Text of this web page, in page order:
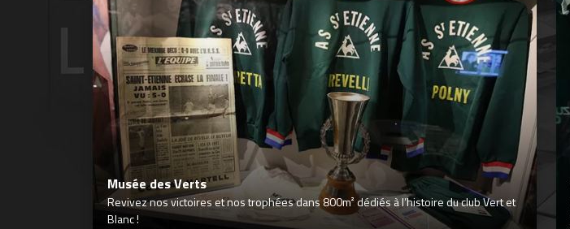
Musée des Verts
Revivez nos victoires et nos trophées dans 800m² dédiés à l’histoire du club Vert et
Blanc !